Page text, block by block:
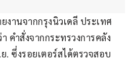
งานจากกรุงนิวเดลี ประเทศ
คำสั่งจากกระทรวงการคลัง
. ซึ่งรอยเตอร์สได้ตรวจสอบ